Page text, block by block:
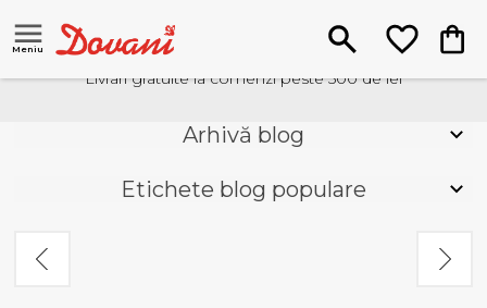
Meniu
Livrari gratuite la comenzi peste 500 de lei
Arhivă blog
Etichete blog populare